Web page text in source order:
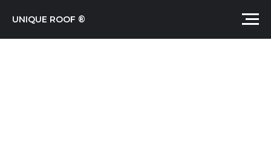
UNIQUE ROOF ®